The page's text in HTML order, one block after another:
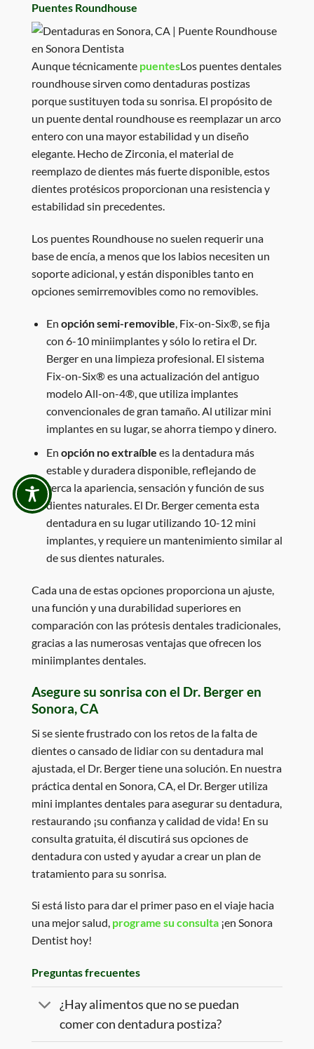
Puentes Roundhouse
Aunque técnicamente puentesLos puentes dentales
roundhouse sirven como dentaduras postizas
porque sustituyen toda su sonrisa. El propósito de
un puente dental roundhouse es reemplazar un arco
entero con una mayor estabilidad y un diseño
elegante. Hecho de Zirconia, el material de
reemplazo de dientes más fuerte disponible, estos
dientes protésicos proporcionan una resistencia y
estabilidad sin precedentes.
Los puentes Roundhouse no suelen requerir una
base de encía, a menos que los labios necesiten un
soporte adicional, y están disponibles tanto en
opciones semirremovibles como no removibles.
En opción semi-removible, Fix-on-Six®, se fija
con 6-10 miniimplantes y sólo lo retira el Dr.
Berger en una limpieza profesional. El sistema
Fix-on-Six® es una actualización del antiguo
modelo All-on-4®, que utiliza implantes
convencionales de gran tamaño. Al utilizar mini
implantes en su lugar, se ahorra tiempo y dinero.
En opción no extraíble es la dentadura más
estable y duradera disponible, reflejando de
cerca la apariencia, sensación y función de sus
dientes naturales. El Dr. Berger cementa esta
dentadura en su lugar utilizando 10-12 mini
implantes, y requiere un mantenimiento similar al
de sus dientes naturales.
Cada una de estas opciones proporciona un ajuste,
una función y una durabilidad superiores en
comparación con las prótesis dentales tradicionales,
gracias a las numerosas ventajas que ofrecen los
miniimplantes dentales.
Asegure su sonrisa con el Dr. Berger en
Sonora, CA
Si se siente frustrado con los retos de la falta de
dientes o cansado de lidiar con su dentadura mal
ajustada, el Dr. Berger tiene una solución. En nuestra
práctica dental en Sonora, CA, el Dr. Berger utiliza
mini implantes dentales para asegurar su dentadura,
restaurando ¡su confianza y calidad de vida! En su
consulta gratuita, él discutirá sus opciones de
dentadura con usted y ayudar a crear un plan de
tratamiento para su sonrisa.
Si está listo para dar el primer paso en el viaje hacia
una mejor salud, programe su consulta ¡en Sonora
Dentist hoy!
Preguntas frecuentes
¿Hay alimentos que no se puedan
comer con dentadura postiza?